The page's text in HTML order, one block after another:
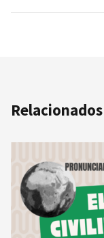
Relacionados